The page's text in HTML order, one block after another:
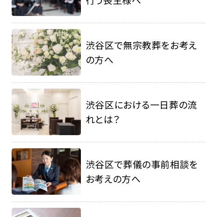
渋谷区で無宗教葬をお考え
の方へ
渋谷区における一日葬の流
れとは？
渋谷区で葬儀の事前相談を
お考えの方へ